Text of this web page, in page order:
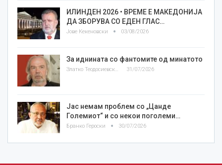
ИЛИНДЕН 2026 • ВРЕМЕ Е МАКЕДОНИЈА
ДА ЗБОРУВА СО ЕДЕН ГЛАС…
Јове Кекеновски 03/08/2026
За иднината со фантомите од минатото
Златко Теодосиевски 31/07/2026
Јас немам проблем со „Цанде
Големиот“ и со некои поголеми…
Бранко Героски 30/07/2026